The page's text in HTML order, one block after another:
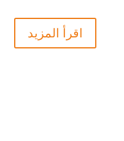
اقرأ المزيد